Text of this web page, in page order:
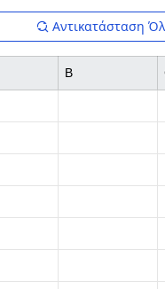
Αντικατάσταση
B